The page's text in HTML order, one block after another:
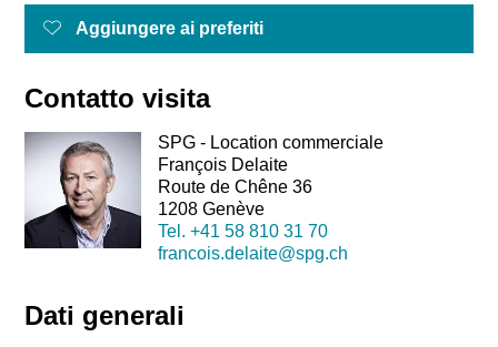
Aggiungere ai preferiti
Contatto visita
SPG - Location commerciale
François Delaite
Route de Chêne 36
1208 Genève
Tel. +41 58 810 31 70
francois.delaite@spg.ch
Dati generali